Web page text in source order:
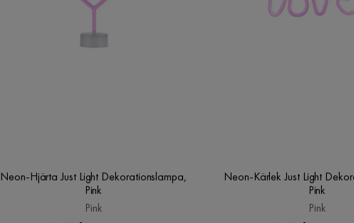
Neon-Hjärta Just Light Dekorationslampa,
Pink
Pink
Neon-Kärlek Just Light
Pink
Pink